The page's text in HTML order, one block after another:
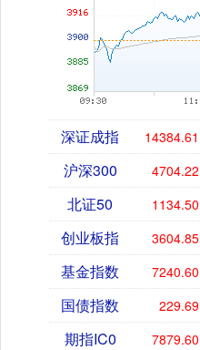
深证成指 14384.61
沪深300 4704.22
北证50 1134.50
创业板指 3604.85
基金指数 7240.60
国债指数 229.69
期指IC0 7879.60